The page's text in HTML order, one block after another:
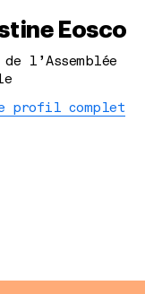
Eosco
de l’Assemblée
profil complet